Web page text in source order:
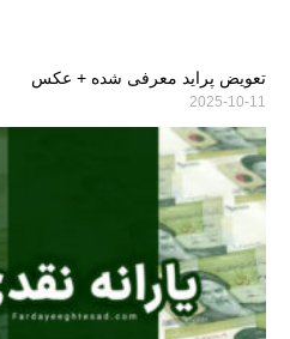
تعویض پراید معرفی شده + عکس
2025-10-11